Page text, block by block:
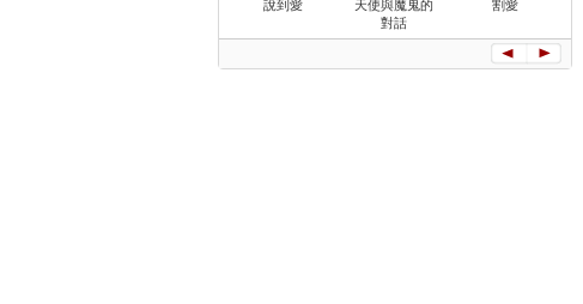
說到愛
天使與魔鬼的
對話
割愛